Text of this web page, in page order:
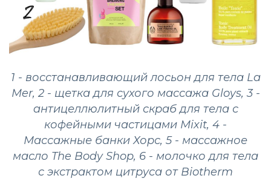
1 - восстанавливающий лосьон для тела La
Mer, 2 - щетка для сухого массажа Gloys, 3 -
aнтицеллюлитный скраб для тела с
кофейными частицами Mixit, 4 -
Массажные банки Хорс, 5 - массажное
масло The Body Shop, 6 - молочко для тела
с экстрактом цитруса от Biotherm